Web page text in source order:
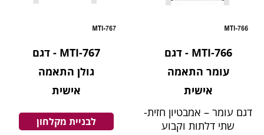
MTI-766 - דגם
עומר התאמה
אישית
דגם עומר – אמבטיון חזית-
שתי דלתות וקבוע
MTI-767 - דגם
גולן התאמה
אישית
לבניית מקלחון